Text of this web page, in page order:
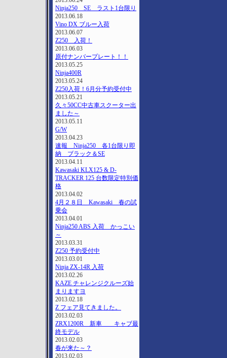
Ninja250 SE ラスト1台限り
2013.06.18
Vino DX ブルー入荷
2013.06.07
Z250 入荷！
2013.06.03
原付ナンバープレート！！
2013.05.25
Ninja400R
2013.05.24
Z250入荷！6月分予約受付中
2013.05.21
久々50CC中古車スクーター出
ました～
2013.05.11
G/W
2013.04.23
速報 Ninja250 各1台限り即
納 ブラック＆SE
2013.04.11
Kawasaki KLX125 & D-
TRACKER 125 台数限定特別価
格
2013.04.02
4月２８日 Kawasaki 春の試
乗会
2013.04.01
Ninja250 ABS 入荷 かっこい
～
2013.03.31
Z250 予約受付中
2013.03.01
Ninja ZX-14R 入荷
2013.02.26
KAZE チャレンジクルーズ始
まりますヨ
2013.02.18
Z フェア見てきました。
2013.02.03
ZRX1200R 新車 キャブ最
終モデル
2013.02.03
春が来た～？
2013.02.03